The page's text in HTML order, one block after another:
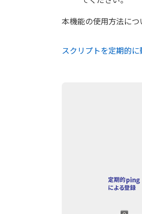
本機能の使用方法に
スクリプトを定期的